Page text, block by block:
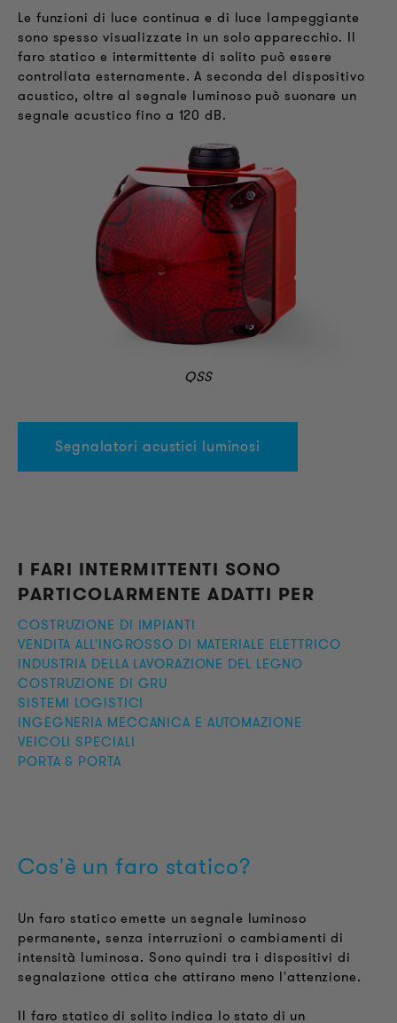
Le funzioni di luce continua e di luce lampeggiante
sono spesso visualizzate in un solo apparecchio. Il
faro statico e intermittente di solito può essere
controllata esternamente. A seconda del dispositivo
acustico, oltre al segnale luminoso può suonare un
segnale acustico fino a 120 dB.
QSS
Segnalatori acustici luminosi
I FARI INTERMITTENTI SONO
PARTICOLARMENTE ADATTI PER
COSTRUZIONE DI IMPIANTI
VENDITA ALL'INGROSSO DI MATERIALE ELETTRICO
INDUSTRIA DELLA LAVORAZIONE DEL LEGNO
COSTRUZIONE DI GRU
SISTEMI LOGISTICI
INGEGNERIA MECCANICA E AUTOMAZIONE
VEICOLI SPECIALI
PORTA & PORTA
Cos'è un faro statico?
Un faro statico emette un segnale luminoso
permanente, senza interruzioni o cambiamenti di
intensità luminosa. Sono quindi tra i dispositivi di
segnalazione ottica che attirano meno l'attenzione.
Il faro statico di solito indica lo stato di un